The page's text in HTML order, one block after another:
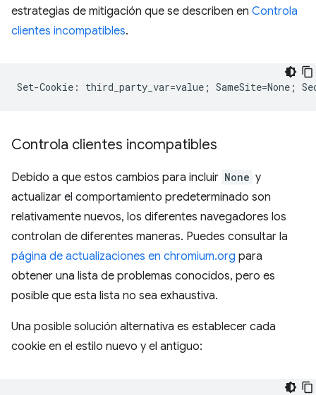
estrategias de mitigación que se describen en Controla
clientes incompatibles.
Controla clientes incompatibles
Debido a que estos cambios para incluir None y
actualizar el comportamiento predeterminado son
relativamente nuevos, los diferentes navegadores los
controlan de diferentes maneras. Puedes consultar la
página de actualizaciones en chromium.org para
obtener una lista de problemas conocidos, pero es
posible que esta lista no sea exhaustiva.
Una posible solución alternativa es establecer cada
cookie en el estilo nuevo y el antiguo: